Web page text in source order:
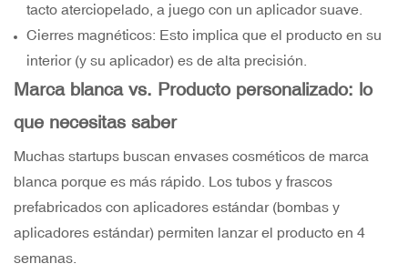
tacto aterciopelado, a juego con un aplicador suave.
Cierres magnéticos: Esto implica que el producto en su
interior (y su aplicador) es de alta precisión.
Marca blanca vs. Producto personalizado: lo
que necesitas saber
Muchas startups buscan envases cosméticos de marca
blanca porque es más rápido. Los tubos y frascos
prefabricados con aplicadores estándar (bombas y
aplicadores estándar) permiten lanzar el producto en 4
semanas.